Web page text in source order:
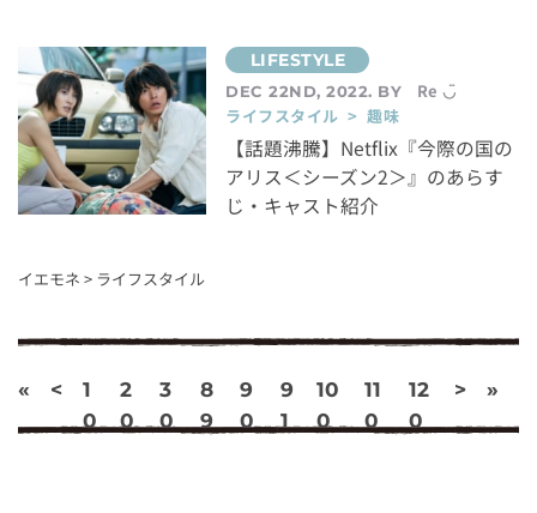
DEC 22ND, 2022. BY
Re ◡̈
ライフスタイル > 趣味
【話題沸騰】Netflix『今際の国の
アリス＜シーズン2＞』のあらす
じ・キャスト紹介
イエモネ > ライフスタイル
« <
1
0
2
0
3
0
8
9
9
0
9
1
10
0
11
0
12
0
> »